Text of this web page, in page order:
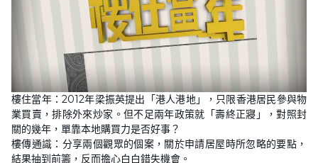
U
n
m
u
t
e
o
a
d
e
d
:
1
2
.
樓住當年：2012年梁振英提出「港人港地」，只限香港居民參與物
業買賣，排除外來炒家。但不足兩年政策就「壽終正寢」，對照封
關的幾年，單靠本地購買力是否好事？
樓傳通識：分享兩個觀眾的個案，關於申請居屋時所忽略的要點，
結果抽到前籌，反而擔心白白錯失機會。